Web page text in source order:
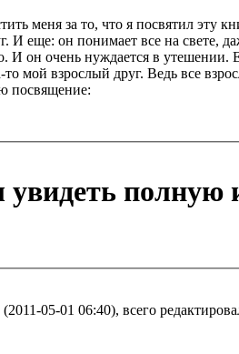
меня за то, что я посвятил эту
И еще: он понимает все на свете,
он очень нуждается в утешении.
мой взрослый друг. Ведь все
посвящение:
увидеть
05-01 06:40), всего